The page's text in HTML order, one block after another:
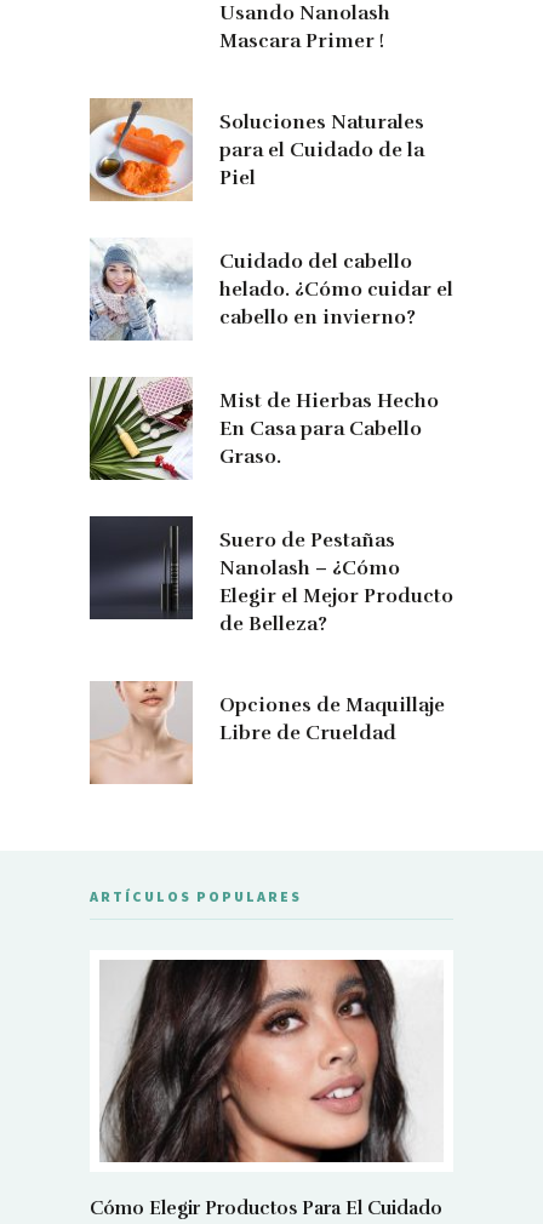
Usando Nanolash
Mascara Primer !
Soluciones Naturales
para el Cuidado de la
Piel
Cuidado del cabello
helado. ¿Cómo cuidar el
cabello en invierno?
Mist de Hierbas Hecho
En Casa para Cabello
Graso.
Suero de Pestañas
Nanolash – ¿Cómo
Elegir el Mejor Producto
de Belleza?
Opciones de Maquillaje
Libre de Crueldad
ARTÍCULOS POPULARES
Cómo Elegir Productos Para El Cuidado